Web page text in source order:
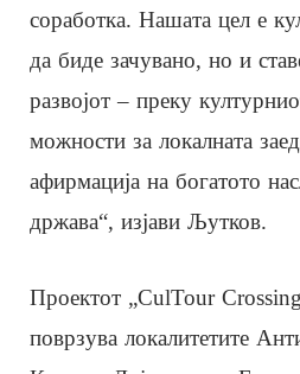
соработка. Нашата цел е
да биде зачувано, но и
развојот – преку
можности за локалната
афирмација на богатото
држава“, изјави Љутков.
Проектот „CulTour
поврзува локалитетите